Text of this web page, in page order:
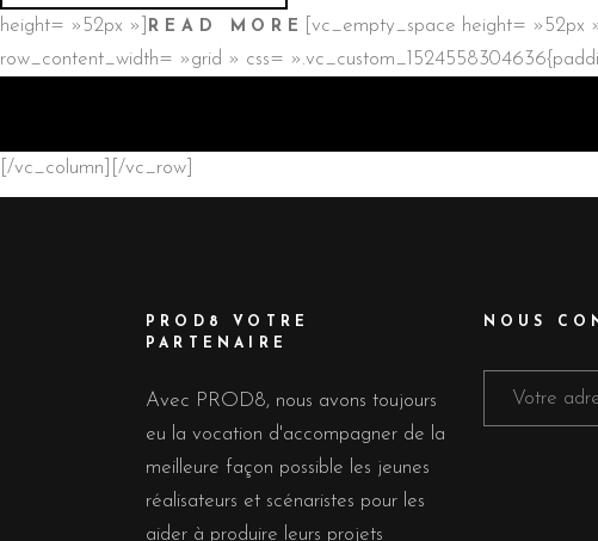
height= »52px »] READ MORE [vc_empty_space height= »52px
row_content_width= »grid » css=
[/vc_column][/vc_row]
PROD8 VOTRE
PARTENAIRE
Avec PROD8, nous avons toujours
eu la vocation d'accompagner de la
meilleure façon possible les jeunes
réalisateurs et scénaristes pour les
aider à produire leurs projets
NOUS